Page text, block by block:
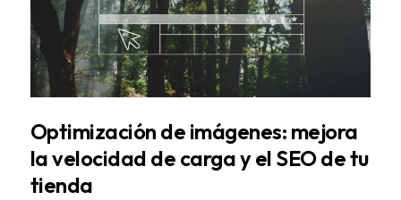
Optimización de imágenes: mejora
la velocidad de carga y el SEO de tu
tienda